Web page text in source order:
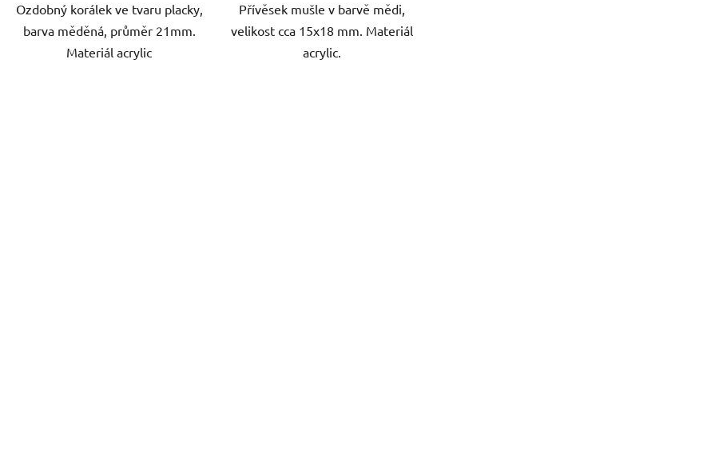
Ozdobný korálek ve tvaru placky,
barva měděná, průměr 21mm.
Materiál acrylic
Přívěsek mušle v barvě mědi,
velikost cca 15x18 mm. Materiál
acrylic.